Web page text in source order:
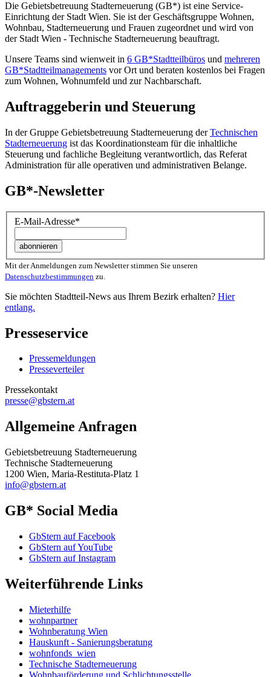
Die Gebietsbetreuung Stadterneuerung (GB*) ist eine Service-
Einrichtung der Stadt Wien. Sie ist der Geschäfts­gruppe Wohnen,
Wohnbau, Stadt­erneuerung und Frauen zugeordnet und wird von
der Stadt Wien - Technische Stadterneuerung beauftragt.
Unsere Teams sind wienweit in 6 GB*Stadtteilbüros und mehreren
GB*Stadtteilmanagements vor Ort und beraten kostenlos bei Fragen
zum Wohnen, Wohnumfeld und zur Nachbarschaft.
Auftraggeberin und Steuerung
In der Gruppe Gebietsbetreuung Stadterneuerung derTechnischen
Stadterneuerung ist das Koordinationsteam für die inhaltliche
Steuerung und fachliche Begleitung verantwortlich, das Referat
Administration für alle operativen und administrativen Belange.
GB*-Newsletter
E-Mail-Adresse*
Mit der Anmeldungen zum Newsletter stimmen Sie unseren
Datenschutzbestimmungen zu.
Sie möchten Stadtteil-News aus Ihrem Bezirk erhalten? Hier
entlang.
Presseservice
Pressemeldungen
Presseverteiler
Pressekontakt
presse@gbstern.at
Allgemeine Anfragen
Gebietsbetreuung Stadterneuerung
Technische Stadterneuerung
1200 Wien, Maria-Restituta-Platz 1
info@gbstern.at
GB* Social Media
GbStern auf Facebook
GbStern auf YouTube
GbStern auf Instagram
Weiterführende Links
Mieterhilfe
wohnpartner
Wohnberatung Wien
Hauskunft - Sanierungsberatung
wohnfonds_wien
Technische Stadterneuerung
Wohnbauförderung und Schlichtungsstelle